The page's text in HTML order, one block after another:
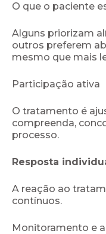
O que o paciente
Alguns priorizam
outros preferem
mesmo que mais
Participação ativa
O tratamento é
compreenda,
processo.
Resposta
A reação ao
contínuos.
Monitoramento e